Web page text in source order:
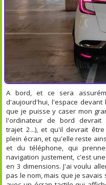
A bord, et ce sera
d'aujourd'hui, l'espace
que je puisse y caser mon
l'ordinateur de bord
trajet 2...), et qu'il devrait
plein écran, et qu'elle reste
et du téléphone, qui
navigation justement, c'est
en 3 dimensions. J'ai voulu
pas le nom, mais que je